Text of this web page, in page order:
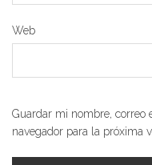
Web
Guardar mi nombre, correo
navegador para la próxima